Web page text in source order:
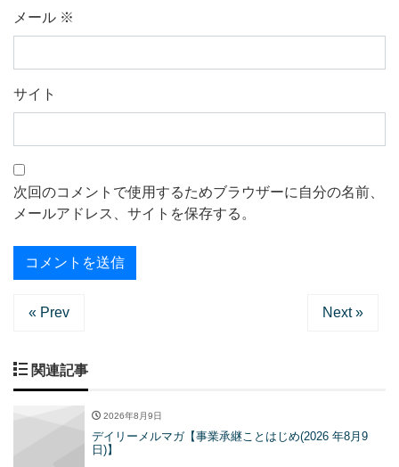
メール ※
サイト
次回のコメントで使用するためブラウザーに自分の名前、
メールアドレス、サイトを保存する。
« Prev Next »
関連記事
2026年8月9日
デイリーメルマガ【事業承継ことはじめ(2026 年8月9
日)】